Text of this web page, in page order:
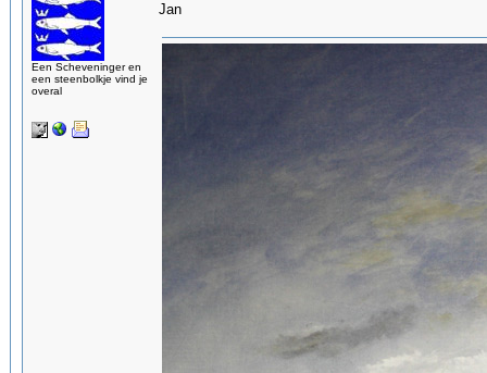
Een Scheveninger en
een steenbolkje vind je
overal
Jan